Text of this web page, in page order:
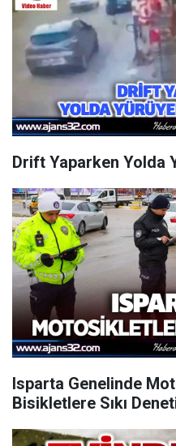
Drift Yaparken Yolda
Isparta Genelinde
Bisikletlere Sıkı